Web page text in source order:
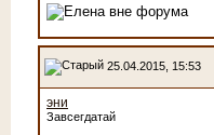
25.04.2015, 15:53
эни
Завсегдатай